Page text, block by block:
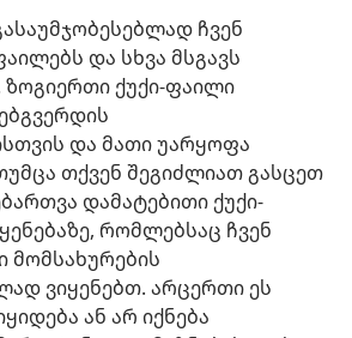
ჩვენ
და სხვა მსგავს
ქუქი-ფაილი
და მათი უარყოფა
თქვენ შეგიძლიათ გასცეთ
დამატებითი ქუქი-
რომლებსაც ჩვენ
ვიყენებთ. არცერთი ეს
ან არ იქნება
პირებისთვის
ონლაინ ბიბლიოთეკა™